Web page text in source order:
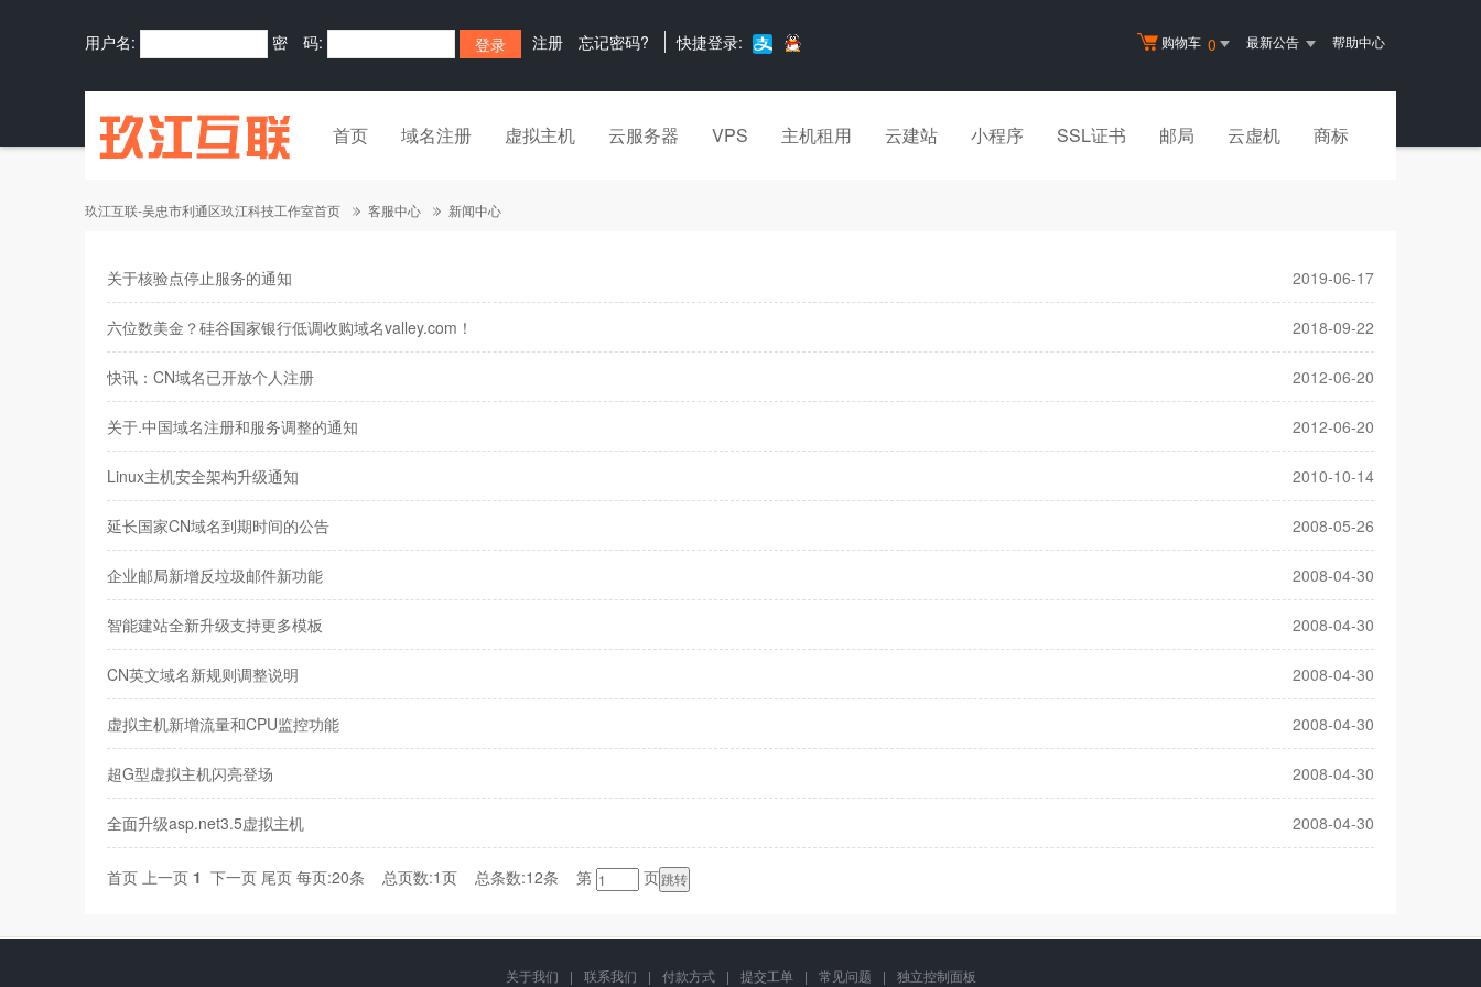
购物车 0 最新公告 帮助中心
用户名: 密 码: 注册 忘记密码? 快捷登录:
首页 域名注册 虚拟主机 云服务器 VPS 主机租用 云建站 小程序 SSL证书 邮局 云虚机 商标
玖江互联-吴忠市利通区玖江科技工作室首页 客服中心 新闻中心
关于核验点停止服务的通知 2019-06-17
六位数美金？硅谷国家银行低调收购域名valley.com！ 2018-09-22
快讯：CN域名已开放个人注册 2012-06-20
关于.中国域名注册和服务调整的通知 2012-06-20
Linux主机安全架构升级通知 2010-10-14
延长国家CN域名到期时间的公告 2008-05-26
企业邮局新增反垃圾邮件新功能 2008-04-30
智能建站全新升级支持更多模板 2008-04-30
CN英文域名新规则调整说明 2008-04-30
虚拟主机新增流量和CPU监控功能 2008-04-30
超G型虚拟主机闪亮登场 2008-04-30
全面升级asp.net3.5虚拟主机 2008-04-30
首页 上一页 1 下一页 尾页 每页:20条 总页数:1页 总条数:12条 第 页
关于我们 | 联系我们 | 付款方式 | 提交工单 | 常见问题 | 独立控制面板